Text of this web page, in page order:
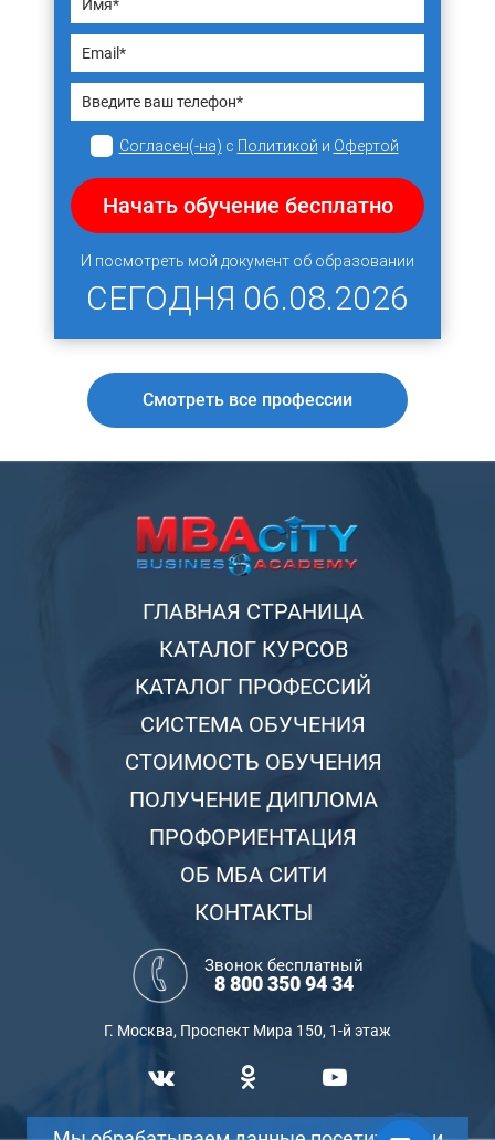
Согласен(-на) с Политикой и Офертой
Начать обучение бесплатно
И посмотреть мой документ об образовании
СЕГОДНЯ 06.08.2026
Смотреть все профессии
ГЛАВНАЯ СТРАНИЦА
КАТАЛОГ КУРСОВ
КАТАЛОГ ПРОФЕССИЙ
СИСТЕМА ОБУЧЕНИЯ
СТОИМОСТЬ ОБУЧЕНИЯ
ПОЛУЧЕНИЕ ДИПЛОМА
ПРОФОРИЕНТАЦИЯ
ОБ МБА СИТИ
КОНТАКТЫ
Звонок бесплатный
8 800 350 94 34
Г. Москва, Проспект Мира 150, 1-й этаж